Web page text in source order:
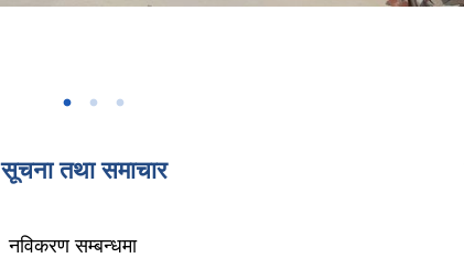
सूचना तथा समाचार
नविकरण सम्बन्धमा